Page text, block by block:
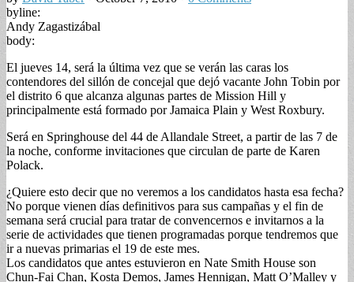
byline:
Andy Zagastizábal
body:
El jueves 14, será la última vez que se verán las caras los
contendores del sillón de concejal que dejó vacante John Tobin por
el distrito 6 que alcanza algunas partes de Mission Hill y
principalmente está formado por Jamaica Plain y West Roxbury.
Será en Springhouse del 44 de Allandale Street, a partir de las 7 de
la noche, conforme invitaciones que circulan de parte de Karen
Polack.
¿Quiere esto decir que no veremos a los candidatos hasta esa fecha?
No porque vienen días definitivos para sus campañas y el fin de
semana será crucial para tratar de convencernos e invitarnos a la
serie de actividades que tienen programadas porque tendremos que
ir a nuevas primarias el 19 de este mes.
Los candidatos que antes estuvieron en Nate Smith House son
Chun-Fai Chan, Kosta Demos, James Hennigan, Matt O’Malley y